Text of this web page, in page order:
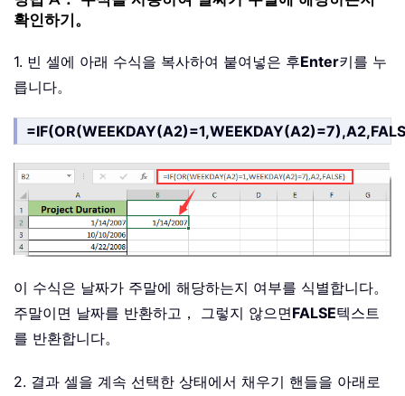
확인하기。
1. 빈 셀에 아래 수식을 복사하여 붙여넣은 후Enter키를 누
릅니다。
이 수식은 날짜가 주말에 해당하는지 여부를 식별합니다。
주말이면 날짜를 반환하고， 그렇지 않으면FALSE텍스트
를 반환합니다。
2. 결과 셀을 계속 선택한 상태에서 채우기 핸들을 아래로